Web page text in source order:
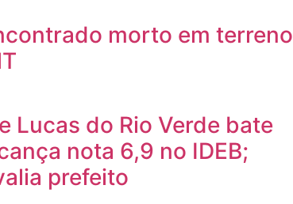
morto em terreno
Lucas do Rio Verde bate
nota 6,9 no IDEB;
prefeito